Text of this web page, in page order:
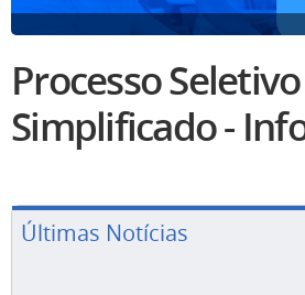
Processo Seletivo
Simplificado -
Últimas Notícias